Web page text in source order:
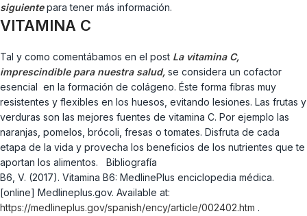
siguiente para tener más información.
VITAMINA C
Tal y como comentábamos en el post La vitamina C,
imprescindible para nuestra salud, se considera un cofactor
esencial en la formación de colágeno. Éste forma fibras muy
resistentes y flexibles en los huesos, evitando lesiones. Las frutas y
verduras son las mejores fuentes de vitamina C. Por ejemplo las
naranjas, pomelos, brócoli, fresas o tomates. Disfruta de cada
etapa de la vida y provecha los beneficios de los nutrientes que te
aportan los alimentos. Bibliografía
B6, V. (2017). Vitamina B6: MedlinePlus enciclopedia médica.
[online] Medlineplus.gov. Available at:
https://medlineplus.gov/spanish/ency/article/002402.htm .